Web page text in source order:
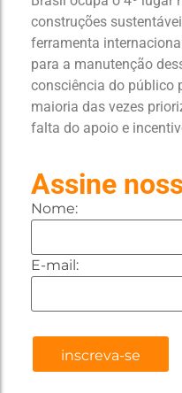
construções
ferramenta
para a manutenção
consciência do público
maioria das vezes
falta do apoio e
Assine
Nome:
E-mail: